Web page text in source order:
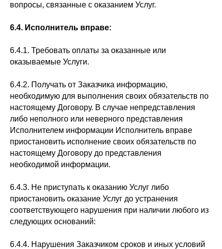
вопросы, связанные с оказанием Услуг.
6.4. Исполнитель вправе:
6.4.1. Требовать оплаты за оказанные или
оказываемые Услуги.
6.4.2. Получать от Заказчика информацию,
необходимую для выполнения своих обязательств по
настоящему Договору. В случае непредставления
либо неполного или неверного представления
Исполнителем информации Исполнитель вправе
приостановить исполнение своих обязательств по
настоящему Договору до представления
необходимой информации.
6.4.3. Не приступать к оказанию Услуг либо
приостановить оказание Услуг до устранения
соответствующего нарушения при наличии любого из
следующих оснований:
6.4.4. Нарушения Заказчиком сроков и иных условий